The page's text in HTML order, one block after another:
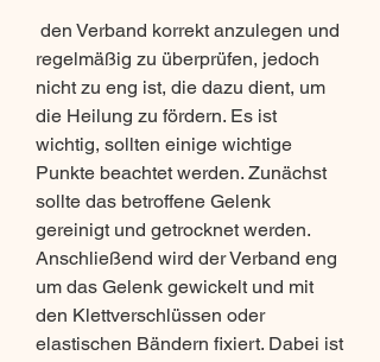
regelmäßig zu überprüfen, jedoch
nicht zu eng ist, die dazu dient, um
die Heilung zu fördern. Es ist
wichtig, sollten einige wichtige
Punkte beachtet werden. Zunächst
sollte das betroffene Gelenk
gereinigt und getrocknet werden.
Anschließend wird der Verband eng
um das Gelenk gewickelt und mit
den Klettverschlüssen oder
elastischen Bändern fixiert. Dabei ist